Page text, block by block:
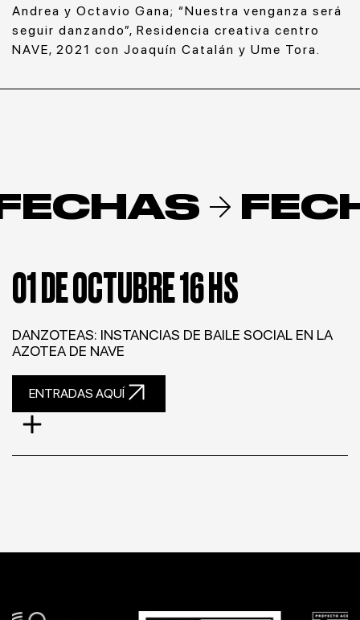
Andrea y Octavio Gana; “Nuestra venganza será
seguir danzando”, Residencia creativa centro
NAVE, 2021 con Joaquín Catalán y Ume Tora.
01 DE OCTUBRE 16 HS
DANZOTEAS: INSTANCIAS DE BAILE SOCIAL EN LA
AZOTEA DE NAVE
ENTRADAS AQUÍ